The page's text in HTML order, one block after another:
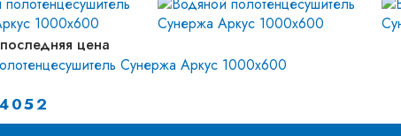
последняя цена
Сунержа Аркус 1000х600